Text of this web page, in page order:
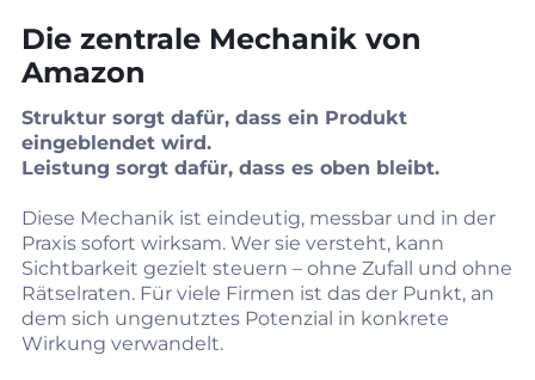
Die zentrale Mechanik von
Amazon
Struktur sorgt dafür, dass ein Produkt
eingeblendet wird.
Leistung sorgt dafür, dass es oben bleibt.
Diese Mechanik ist eindeutig, messbar und in der
Praxis sofort wirksam. Wer sie versteht, kann
Sichtbarkeit gezielt steuern – ohne Zufall und ohne
Rätselraten. Für viele Firmen ist das der Punkt, an
dem sich ungenutztes Potenzial in konkrete
Wirkung verwandelt.